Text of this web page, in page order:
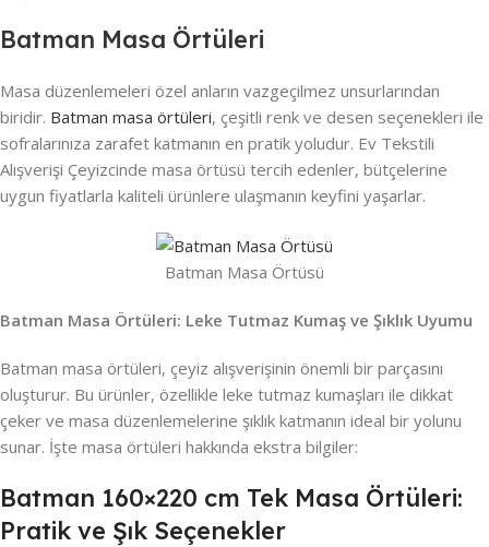
Batman Masa Örtüleri
Masa düzenlemeleri özel anların vazgeçilmez unsurlarından
biridir. Batman masa örtüleri, çeşitli renk ve desen seçenekleri ile
sofralarınıza zarafet katmanın en pratik yoludur. Ev Tekstili
Alışverişi Çeyizcinde masa örtüsü tercih edenler, bütçelerine
uygun fiyatlarla kaliteli ürünlere ulaşmanın keyfini yaşarlar.
Batman Masa Örtüsü
Batman Masa Örtüleri: Leke Tutmaz Kumaş ve Şıklık Uyumu
Batman masa örtüleri, çeyiz alışverişinin önemli bir parçasını
oluşturur. Bu ürünler, özellikle leke tutmaz kumaşları ile dikkat
çeker ve masa düzenlemelerine şıklık katmanın ideal bir yolunu
sunar. İşte masa örtüleri hakkında ekstra bilgiler:
Batman 160×220 cm Tek Masa Örtüleri:
Pratik ve Şık Seçenekler